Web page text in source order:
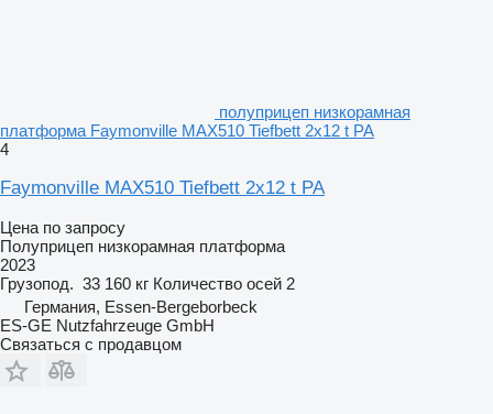
полуприцеп низкорамная
платформа Faymonville MAX510 Tiefbett 2x12 t PA
4
Faymonville MAX510 Tiefbett 2x12 t PA
Цена по запросу
Полуприцеп низкорамная платформа
2023
Грузопод. 33 160 кг Количество осей 2
Германия, Essen-Bergeborbeck
ES-GE Nutzfahrzeuge GmbH
Связаться с продавцом